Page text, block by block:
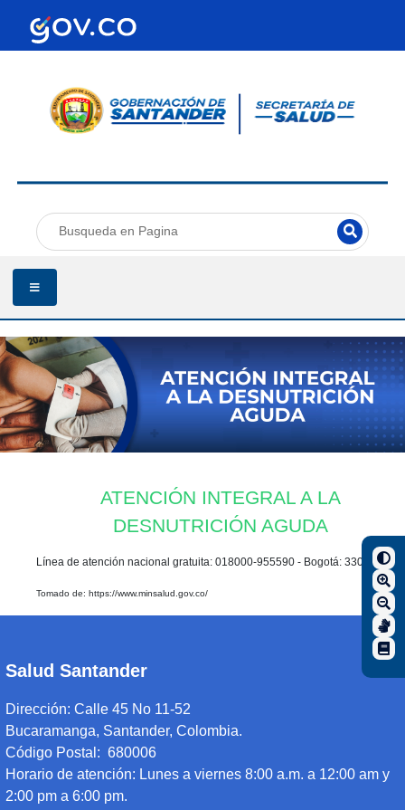
ATENCIÓN INTEGRAL A LA
DESNUTRICIÓN AGUDA
Línea de atención nacional gratuita: 018000-955590 - Bogotá: 330 5040
Tomado de: https://www.minsalud.gov.co/
Salud Santander
Dirección: Calle 45 No 11-52
Bucaramanga, Santander, Colombia.
Código Postal: 680006
Horario de atención: Lunes a viernes 8:00 a.m. a 12:00 am y
2:00 pm a 6:00 pm.